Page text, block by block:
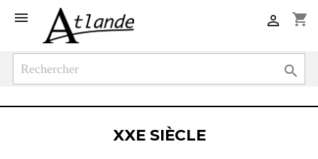
 shopping_cart


XXE SIÈCLE